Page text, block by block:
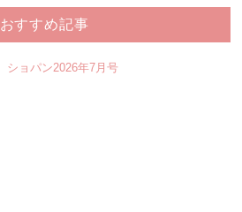
おすすめ記事
ショパン2026年7月号